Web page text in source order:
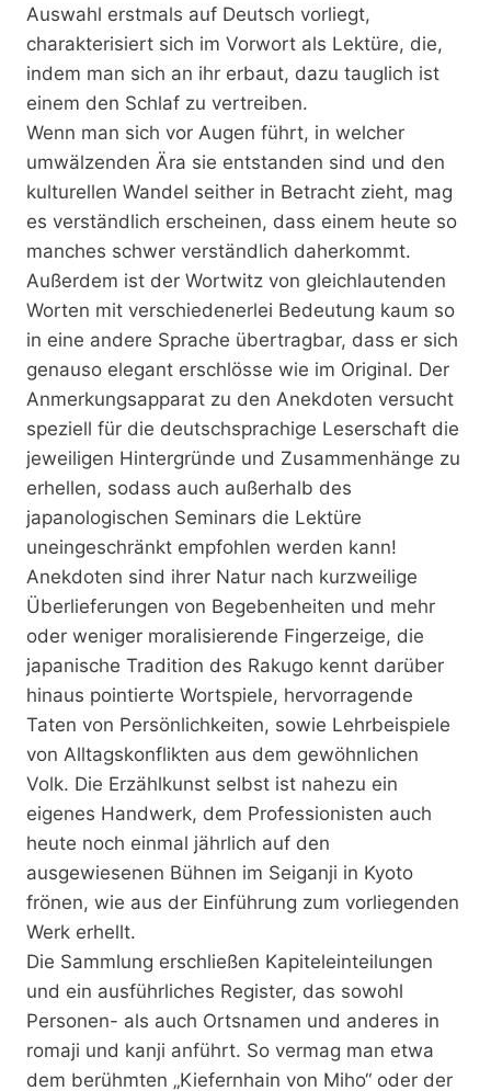
Auswahl erstmals auf Deutsch vorliegt,
charakterisiert sich im Vorwort als Lektüre, die,
indem man sich an ihr erbaut, dazu tauglich ist
einem den Schlaf zu vertreiben.
Wenn man sich vor Augen führt, in welcher
umwälzenden Ära sie entstanden sind und den
kulturellen Wandel seither in Betracht zieht, mag
es verständlich erscheinen, dass einem heute so
manches schwer verständlich daherkommt.
Außerdem ist der Wortwitz von gleichlautenden
Worten mit verschiedenerlei Bedeutung kaum so
in eine andere Sprache übertragbar, dass er sich
genauso elegant erschlösse wie im Original. Der
Anmerkungsapparat zu den Anekdoten versucht
speziell für die deutschsprachige Leserschaft die
jeweiligen Hintergründe und Zusammenhänge zu
erhellen, sodass auch außerhalb des
japanologischen Seminars die Lektüre
uneingeschränkt empfohlen werden kann!
Anekdoten sind ihrer Natur nach kurzweilige
Überlieferungen von Begebenheiten und mehr
oder weniger moralisierende Fingerzeige, die
japanische Tradition des Rakugo kennt darüber
hinaus pointierte Wortspiele, hervorragende
Taten von Persönlichkeiten, sowie Lehrbeispiele
von Alltagskonflikten aus dem gewöhnlichen
Volk. Die Erzählkunst selbst ist nahezu ein
eigenes Handwerk, dem Professionisten auch
heute noch einmal jährlich auf den
ausgewiesenen Bühnen im Seiganji in Kyoto
frönen, wie aus der Einführung zum vorliegenden
Werk erhellt.
Die Sammlung erschließen Kapiteleinteilungen
und ein ausführliches Register, das sowohl
Personen- als auch Ortsnamen und anderes in
romaji und kanji anführt. So vermag man etwa
dem berühmten „Kiefernhain von Miho“ oder der